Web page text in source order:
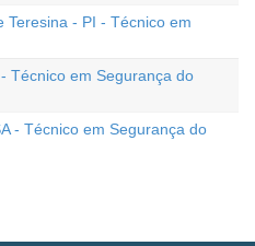
Teresina - PI - Técnico em
Técnico em Segurança do
- Técnico em Segurança do